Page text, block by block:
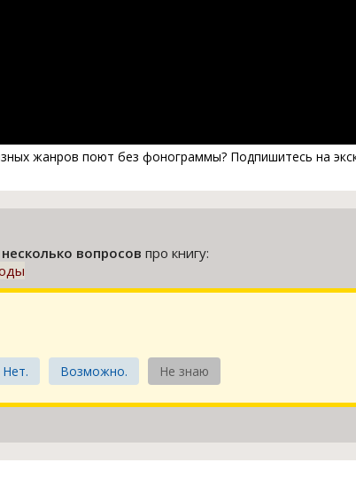
жанров поют без фонограммы? Подпишитесь на
несколько вопросов про книгу:
Нет. Возможно. Не знаю